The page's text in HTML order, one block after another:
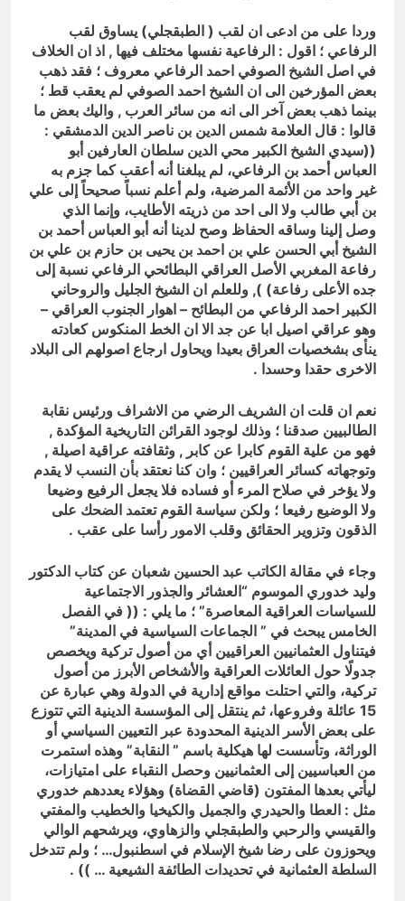
وردا على من ادعى ان لقب ( الطبقجلي) يساوق لقب
الرفاعي ؛ اقول : الرفاعية نفسها مختلف فيها , اذ ان الخلاف
في اصل الشيخ الصوفي احمد الرفاعي معروف ؛ فقد ذهب
بعض المؤرخين الى ان الشيخ احمد الصوفي لم يعقب قط ؛
بينما ذهب بعض آخر الى انه من سائر العرب , واليك بعض ما
قالوا : قال العلامة شمس الدين بن ناصر الدين الدمشقي :
((سيدي الشيخ الكبير محي الدين سلطان العارفين أبو
العباس أحمد بن الرفاعي، لم يبلغنا أنه أعقب كما جزم به
غير واحد من الأئمة المرضية، ولم أعلم نسباً صحيحاً إلى علي
بن أبي طالب ولا الى احد من ذريته الأطايب، وإنما الذي
وصل إلينا وساقه الحفاظ وصح لدينا أنه أبو العباس أحمد بن
الشيخ أبي الحسن علي بن احمد بن يحيى بن حازم بن علي بن
رفاعة المغربي الأصل العراقي البطائحي الرفاعي نسبة إلى
جده الأعلى رفاعة) ), وللعلم ان الشيخ الجليل والروحاني
الكبير احمد الرفاعي من البطائح – اهوار الجنوب العراقي –
وهو عراقي اصيل ابا عن جد الا ان الخط المنكوس كعادته
ينأى بشخصيات العراق بعيدا ويحاول ارجاع اصولهم الى البلاد
الاخرى حقدا وحسدا .
نعم ان قلت ان الشريف الرضي من الاشراف ورئيس نقابة
الطالبيين صدقنا ؛ وذلك لوجود القرائن التاريخية المؤكدة ,
فهو من علية القوم كابرا عن كابر , وثقافته عراقية اصيلة ,
وتوجهاته كسائر العراقيين ؛ وان كنا نعتقد بأن النسب لا يقدم
ولا يؤخر في صلاح المرء أو فساده فلا يجعل الرفيع وضيعا
ولا الوضيع رفيعا ؛ ولكن سياسة القوم تعتمد الضحك على
الذقون وتزوير الحقائق وقلب الامور رأسا على عقب .
وجاء في مقالة الكاتب عبد الحسين شعبان عن كتاب الدكتور
وليد خدوري الموسوم “العشائر والجذور الاجتماعية
للسياسات العراقية المعاصرة” ؛ ما يلي : (( في الفصل
الخامس يبحث في ” الجماعات السياسية في المدينة”
فيتناول العثمانيين العراقيين أي من أصول تركية ويخصص
جدولًا حول العائلات العراقية والأشخاص الأبرز من أصول
تركية، والتي احتلت مواقع إدارية في الدولة وهي عبارة عن
15 عائلة وفروعها، ثم ينتقل إلى المؤسسة الدينية التي تتوزع
على بعض الأسر الدينية المحدودة عبر التعيين السياسي أو
الوراثة، وتأسست لها هيكلية باسم ” النقابة” وهذه استمرت
من العباسيين إلى العثمانيين وحصل النقباء على امتيازات،
ليأتي بعدها المفتون (قاضي القضاة) وهؤلاء يعددهم خدوري
مثل : العطا والحيدري والجميل والكيخيا والخطيب والمفتي
والقيسي والرحبي والطبقجلي والزهاوي، ويرشحهم الوالي
ويحوزون على رضا شيخ الإسلام في اسطنبول… ؛ ولم تتدخل
السلطة العثمانية في تحديدات الطائفة الشيعية … )) .